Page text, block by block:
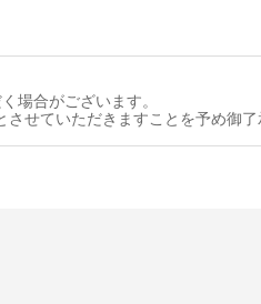
場合がございます。
せていただきますことを予め御了